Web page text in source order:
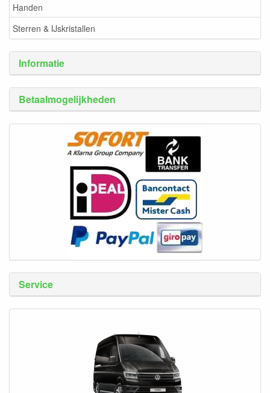
Handen
Sterren & IJskristallen
Informatie
Betaalmogelijkheden
Service